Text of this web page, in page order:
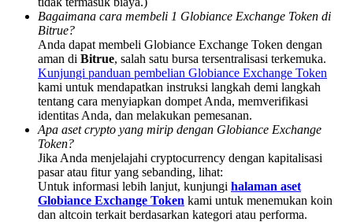
Deposit CASHCAT & Win
Share 500000 CASHCAT prize pool
Exclusive for BitMart Users
Register & Trade to Win 500,000 USDT
Bagaimana cara membeli 1 Globiance Exchange Token di
Bitrue?
Anda dapat membeli Globiance Exchange Token dengan
aman di Bitrue, salah satu bursa tersentralisasi terkemuka.
Kunjungi panduan pembelian Globiance Exchange Token
kami untuk mendapatkan instruksi langkah demi langkah
tentang cara menyiapkan dompet Anda, memverifikasi
identitas Anda, dan melakukan pemesanan.
Apa aset crypto yang mirip dengan Globiance Exchange
Token?
Jika Anda menjelajahi cryptocurrency dengan kapitalisasi
pasar atau fitur yang sebanding, lihat:
Untuk informasi lebih lanjut, kunjungi halaman aset
Globiance Exchange Token kami untuk menemukan koin
dan altcoin terkait berdasarkan kategori atau performa.